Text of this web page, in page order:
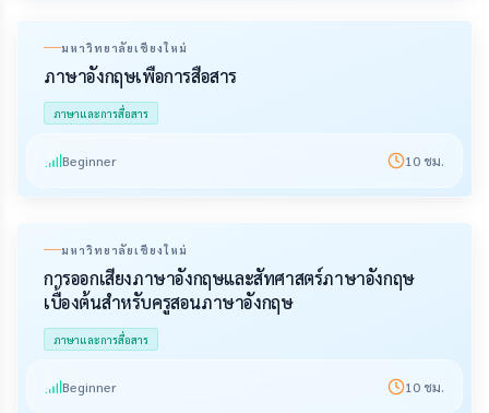
มหาวิทยาลัยเชียงใหม่
ภาษาอังกฤษเพื่อการสื่อสาร
ภาษาและการสื่อสาร
Beginner 10 ชม.
มหาวิทยาลัยเชียงใหม่
การออกเสียงภาษาอังกฤษและสัทศาสตร์ภาษาอังกฤษ
เบื้องต้นสำหรับครูสอนภาษาอังกฤษ
ภาษาและการสื่อสาร
Beginner 10 ชม.